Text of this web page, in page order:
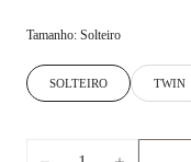
Tamanho: Solteiro
SOLTEIRO TWIN